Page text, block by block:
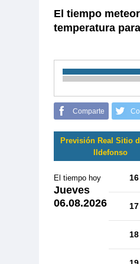
El tiempo
temperatura
Comparte
Previsión Real Sitio
Ildefonso
El tiempo hoy
Jueves
06.08.2026